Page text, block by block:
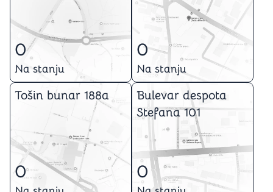
0
Na stanju
0
Na stanju
Tošin bunar 188a
0
Bulevar despota
Stefana 101
0